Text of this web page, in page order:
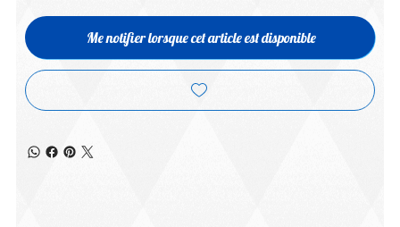
Me notifier lorsque cet article est disponible